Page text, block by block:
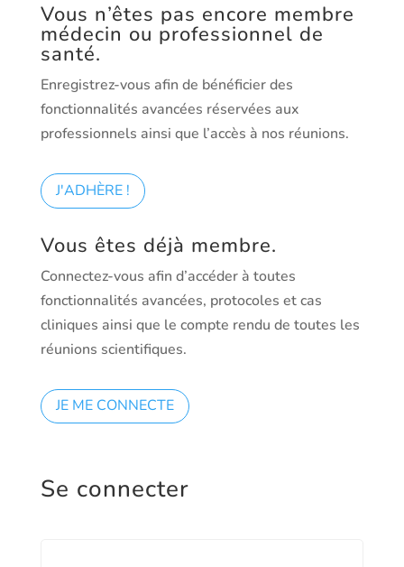
Vous n’êtes pas encore membre
médecin ou professionnel de
santé.
Enregistrez-vous afin de bénéficier des
fonctionnalités avancées réservées aux
professionnels ainsi que l’accès à nos réunions.
J'ADHÈRE !
Vous êtes déjà membre.
Connectez-vous afin d’accéder à toutes
fonctionnalités avancées, protocoles et cas
cliniques ainsi que le compte rendu de toutes les
réunions scientifiques.
JE ME CONNECTE
Se connecter